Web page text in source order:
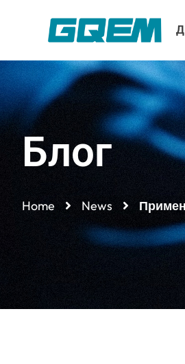
содержимому
Блог
Home News